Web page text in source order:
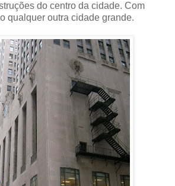
do centro da cidade. Com
qualquer outra cidade grande.